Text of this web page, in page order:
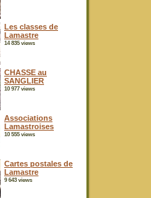
Les classes de
Lamastre
14 835 views
CHASSE au
SANGLIER
10 977 views
Associations
Lamastroises
10 555 views
Cartes postales de
Lamastre
9 643 views